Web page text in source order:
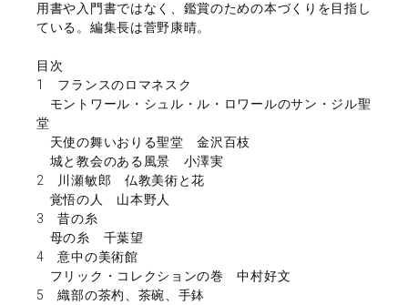
用書や入門書ではなく、鑑賞のための本づくりを目指し
ている。編集長は菅野康晴。
目次
1 フランスのロマネスク
モントワール・シュル・ル・ロワールのサン・ジル聖
堂
天使の舞いおりる聖堂 金沢百枝
城と教会のある風景 小澤実
2 川瀬敏郎 仏教美術と花
覚悟の人 山本野人
3 昔の糸
母の糸 千葉望
4 意中の美術館
フリック・コレクションの巻 中村好文
5 織部の茶杓、茶碗、手鉢